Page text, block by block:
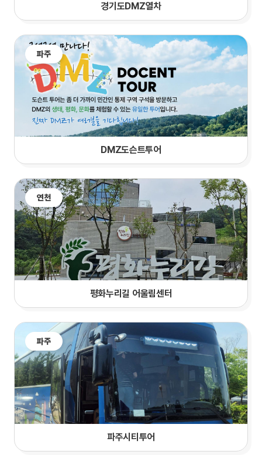
경기도DMZ열차
파주
DMZ도슨트투어
연천
평화누리길 어울림센터
파주
파주시티투어